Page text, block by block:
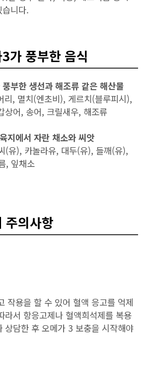
니다.
가 풍부한 음식
부한 생선과 해조류 같은 해산물
리, 멸치(엔초비), 게르치(블루피시),
상어, 송어, 크릴새우, 해조류
지에서 자란 채소와 씨앗
(유), 카놀라유, 대두(유), 들깨(유),
, 잎채소
주의사항
작용을 할 수 있어 혈액 응고를 억제
라서 항응고제나 혈액희석제를 복용
상담한 후 오메가 3 보충을 시작해야